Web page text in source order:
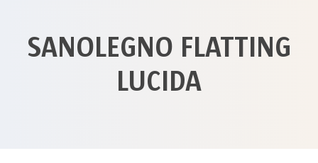
SANOLEGNO FLATTING
LUCIDA